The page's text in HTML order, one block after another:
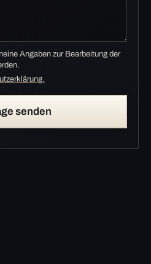
Angaben zur Bearbeitung der
senden